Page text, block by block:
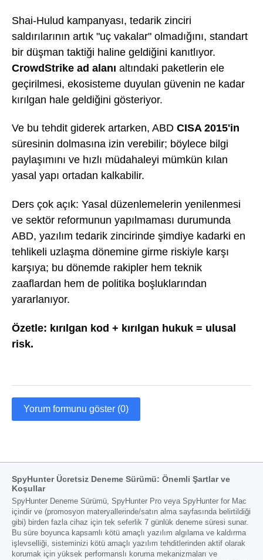
Shai-Hulud kampanyası, tedarik zinciri
saldırılarının artık "uç vakalar" olmadığını, standart
bir düşman taktiği haline geldiğini kanıtlıyor.
CrowdStrike ad alanı altındaki paketlerin ele
geçirilmesi, ekosisteme duyulan güvenin ne kadar
kırılgan hale geldiğini gösteriyor.
Ve bu tehdit giderek artarken, ABD CISA 2015'in
süresinin dolmasına izin verebilir; böylece bilgi
paylaşımını ve hızlı müdahaleyi mümkün kılan
yasal yapı ortadan kalkabilir.
Ders çok açık: Yasal düzenlemelerin yenilenmesi
ve sektör reformunun yapılmaması durumunda
ABD, yazılım tedarik zincirinde şimdiye kadarki en
tehlikeli uzlaşma dönemine girme riskiyle karşı
karşıya; bu dönemde rakipler hem teknik
zaaflardan hem de politika boşluklarından
yararlanıyor.
Özetle: kırılgan kod + kırılgan hukuk = ulusal
risk.
Yorum formunu göster (0)
SpyHunter Ücretsiz Deneme Sürümü: Önemli Şartlar ve
Koşullar
SpyHunter Deneme Sürümü, SpyHunter Pro veya SpyHunter for Mac
içindir ve (promosyon materyallerinde/satın alma sayfasında belirtildiği
gibi) birden fazla cihaz için tek seferlik 7 günlük deneme süresi sunar.
Bu süre boyunca kapsamlı kötü amaçlı yazılım algılama ve kaldırma
işlevselliği, sisteminizi kötü amaçlı yazılım tehditlerinden aktif olarak
korumak için yüksek performanslı koruma mekanizmaları ve